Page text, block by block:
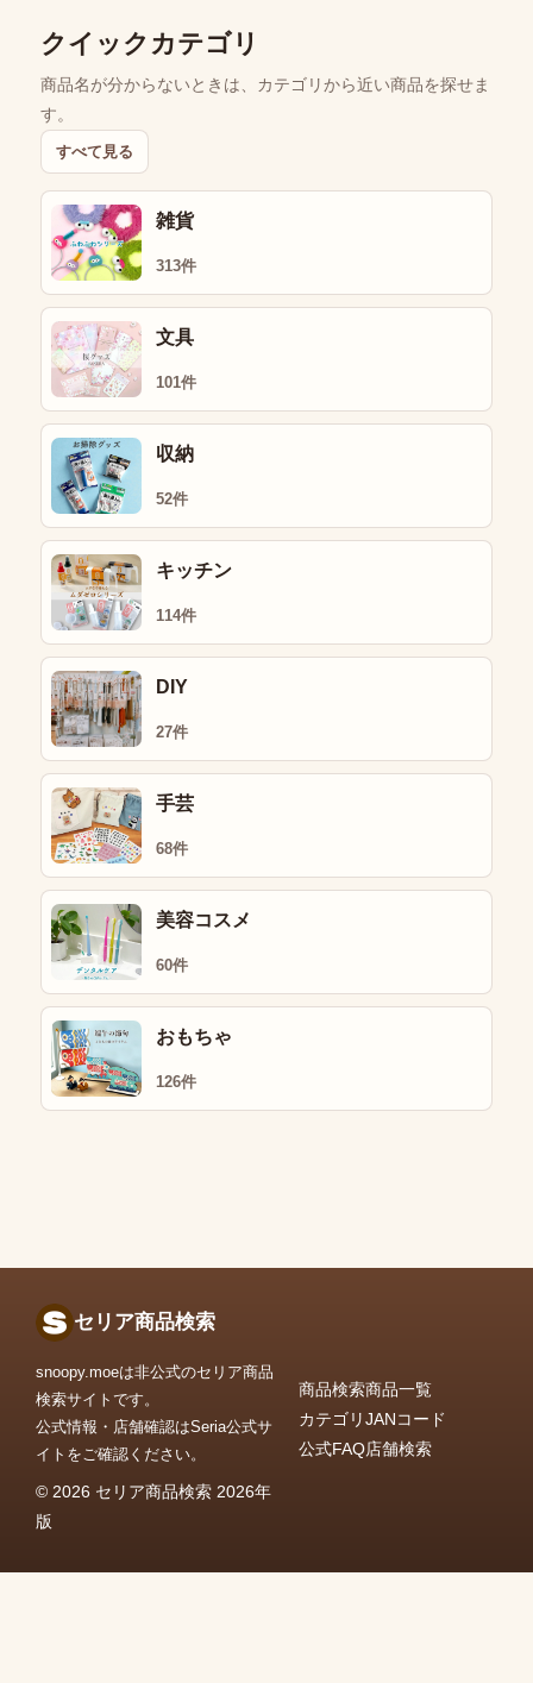
クイックカテゴリ
商品名が分からないときは、カテゴリから近い商品を探せま
す。
すべて見る
雑貨
313件
文具
101件
収納
52件
キッチン
114件
DIY
27件
手芸
68件
美容コスメ
60件
おもちゃ
126件
セリア商品検索
snoopy.moeは非公式のセリア商品
検索サイトです。
公式情報・店舗確認はSeria公式サ
イトをご確認ください。
© 2026 セリア商品検索 2026年
版
商品検索商品一覧
カテゴリJANコード
公式FAQ店舗検索